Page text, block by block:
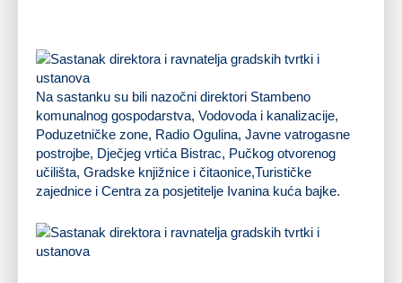
Na sastanku su bili nazočni direktori Stambeno
komunalnog gospodarstva, Vodovoda i kanalizacije,
Poduzetničke zone, Radio Ogulina, Javne vatrogasne
postrojbe, Dječjeg vrtića Bistrac, Pučkog otvorenog
učilišta, Gradske knjižnice i čitaonice,Turističke
zajednice i Centra za posjetitelje Ivanina kuća bajke.